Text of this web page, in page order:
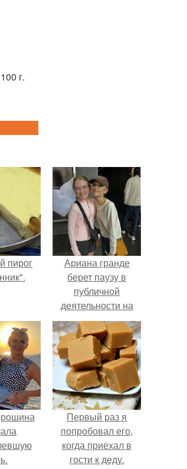
г.
пирог
Ариана гранде
берет паузу в
публичной
деятельности на
фоне слухов о
своем здоровье.
Первый раз я
попробовал его,
когда приехал в
гости к деду.